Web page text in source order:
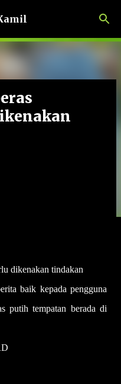
utama
dikenakan tindakan
baik kepada pengguna
putih tempatan berada di